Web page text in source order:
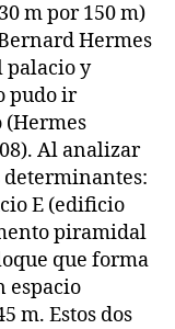
m por 150 m)
Hermes
palacio y
pudo ir
(Hermes
Al analizar
determinantes:
E (edificio
piramidal
que forma
espacio
m. Estos dos